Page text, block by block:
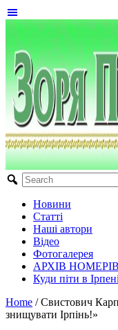
Новини
Статті
Наші автори
Відео
Фотогалерея
АРХІВ НОМЕРІВ
Куди піти в Ірпені
Home / Свистович
знищувати Ірпінь!»